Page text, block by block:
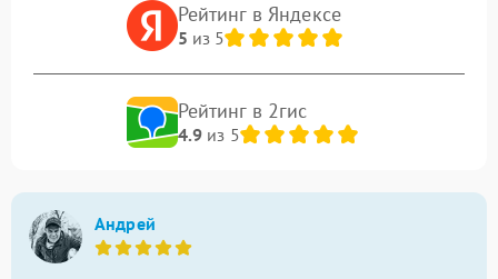
Рейтинг в Яндексе
5 из 5
Рейтинг в 2гис
4.9из 5
Андрей